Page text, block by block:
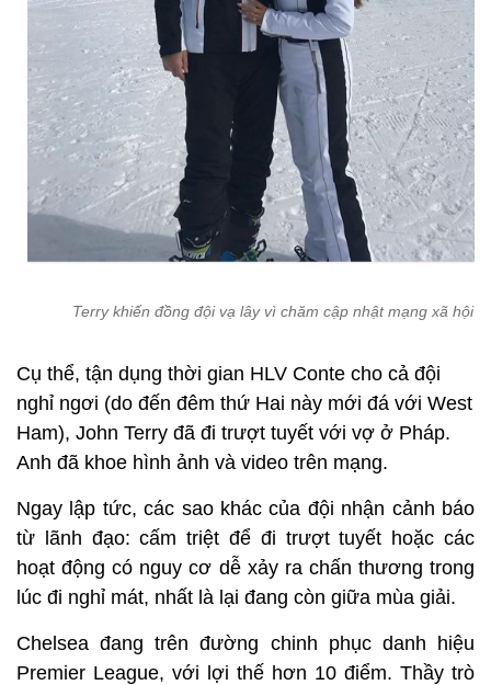
Terry khiến đồng đội vạ lây vì chăm cập nhật mạng xã hội
Cụ thể, tận dụng thời gian HLV Conte cho cả đội
nghỉ ngơi (do đến đêm thứ Hai này mới đá với West
Ham), John Terry đã đi trượt tuyết với vợ ở Pháp.
Anh đã khoe hình ảnh và video trên mạng.
Ngay lập tức, các sao khác của đội nhận cảnh báo
từ lãnh đạo: cấm triệt để đi trượt tuyết hoặc các
hoạt động có nguy cơ dễ xảy ra chấn thương trong
lúc đi nghỉ mát, nhất là lại đang còn giữa mùa giải.
Chelsea đang trên đường chinh phục danh hiệu
Premier League, với lợi thế hơn 10 điểm. Thầy trò